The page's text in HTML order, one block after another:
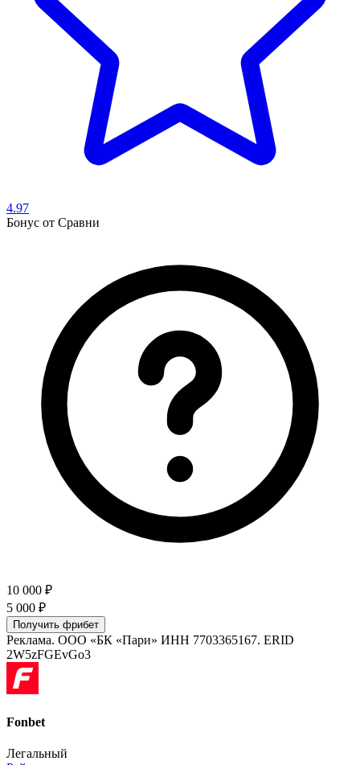
4.97
Бонус от Сравни
10 000 ₽
5 000 ₽
Получить фрибет
Реклама. ООО «БК «Пари» ИНН 7703365167. ERID
2W5zFGEvGo3
Fonbet
Легальный